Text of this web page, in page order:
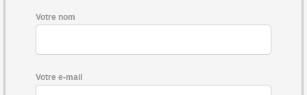
Votre nom
Votre e-mail